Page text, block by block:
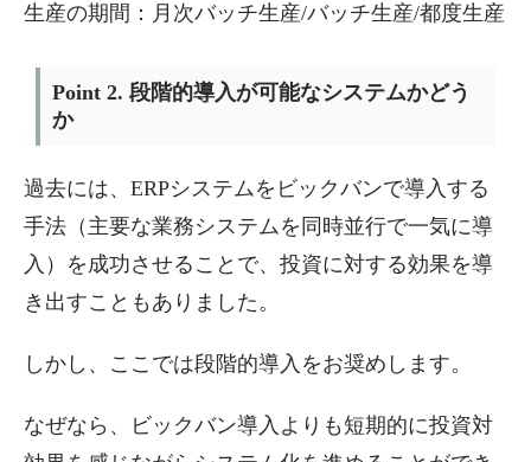
生産の期間：月次バッチ生産/バッチ生産/都度生産
Point 2. 段階的導入が可能なシステムかどう
か
過去には、ERPシステムをビックバンで導入する
手法（主要な業務システムを同時並行で一気に導
入）を成功させることで、投資に対する効果を導
き出すこともありました。
しかし、ここでは段階的導入をお奨めします。
なぜなら、ビックバン導入よりも短期的に投資対